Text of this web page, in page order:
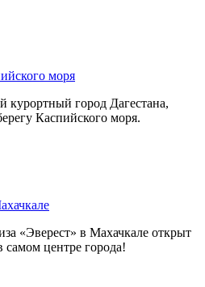
моря
курортный город Дагестана,
Каспийского моря.
«Эверест» в Махачкале открыт
самом центре города!